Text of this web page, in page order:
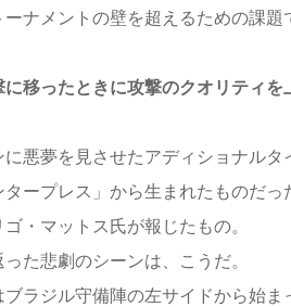
ナメントの壁を超えるための課題
に移ったときに攻撃のクオリティを
悪夢を見させたアディショナルタ
タープレス」から生まれたものだ
ゴ・マットス氏が報じたもの。
た悲劇のシーンは、こうだ。
ラジル守備陣の左サイドから始ま